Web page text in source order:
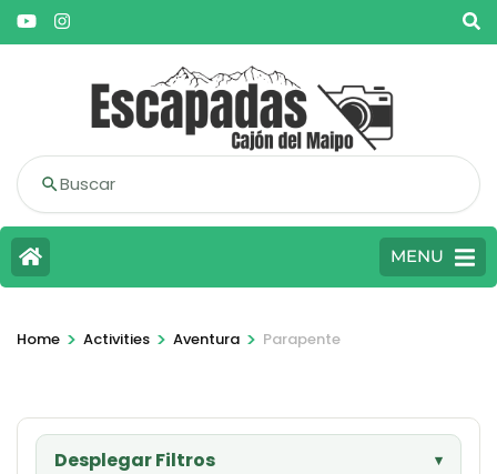
Buscar
MENU
Home > Activities > Aventura > Parapente
Desplegar Filtros ▾